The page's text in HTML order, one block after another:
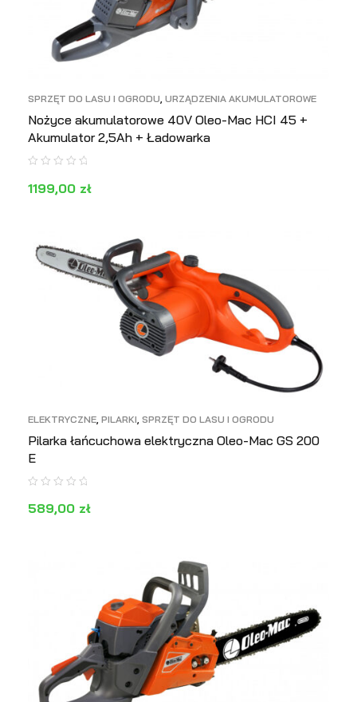
SPRZĘT DO LASU I OGRODU, URZĄDZENIA AKUMULATOROWE
Nożyce akumulatorowe 40V Oleo-Mac HCI 45 +
Akumulator 2,5Ah + Ładowarka
1199,00 zł
ELEKTRYCZNE, PILARKI, SPRZĘT DO LASU I OGRODU
Pilarka łańcuchowa elektryczna Oleo-Mac GS 200
E
589,00 zł